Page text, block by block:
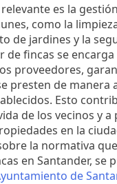
es la
como la
de jardines y la
de fincas se
proveedores,
presten de manera
Esto
de los vecinos y a
en la
la normativa
en Santander, se
de